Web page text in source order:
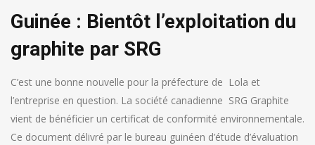
Guinée : Bientôt l’exploitation du
graphite par SRG
C’est une bonne nouvelle pour la préfecture de Lola et
l’entreprise en question. La société canadienne SRG Graphite
vient de bénéficier un certificat de conformité environnementale.
Ce document délivré par le bureau guinéen d’étude d’évaluation